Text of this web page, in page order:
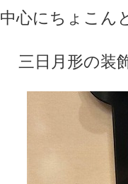
中心にちょこん
三日月形の装